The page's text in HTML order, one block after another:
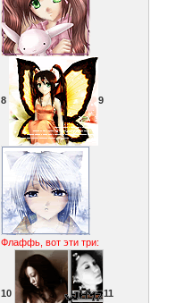
8 9
Флаффь, вот эти три:
10 11